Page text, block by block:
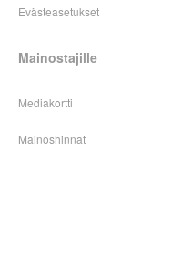
Evästeasetukset
Mainostajille
Mediakortti
Mainoshinnat